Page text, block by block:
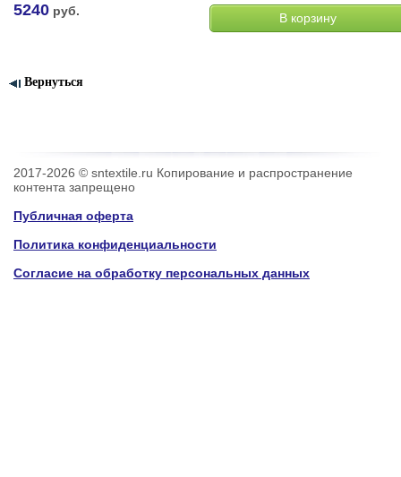
5240 руб.
Вернуться
2017-2026 © sntextile.ru Копирование и распространение
контента запрещено
Публичная оферта
Политика конфиденциальности
Согласие на обработку персональных данных